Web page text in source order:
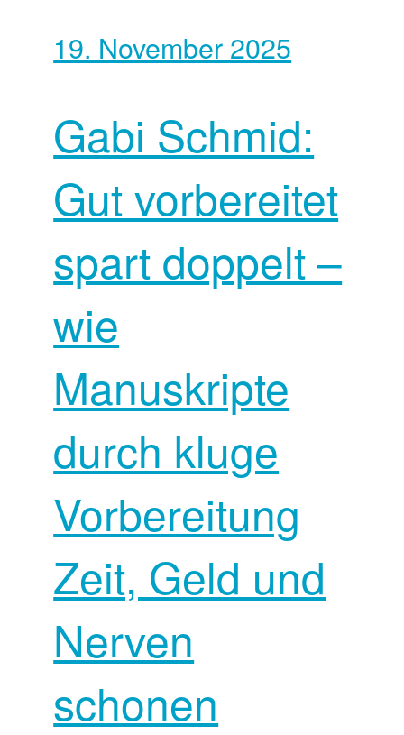
19. November 2025
Gabi Schmid:
Gut vorbereitet
spart doppelt –
wie
Manuskripte
durch kluge
Vorbereitung
Zeit, Geld und
Nerven
schonen